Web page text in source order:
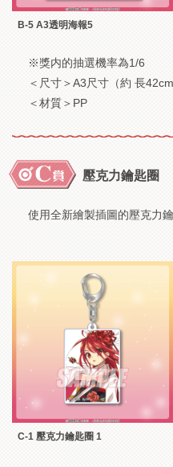
B-5 A3透明海報5
※獎内的抽選機率為1/6
＜尺寸＞A3尺寸（約 長
＜材質＞PP
壓克力鑰匙圈
使用全新繪製插圖的壓克力鑰
C-1 壓克力鑰匙圈 1